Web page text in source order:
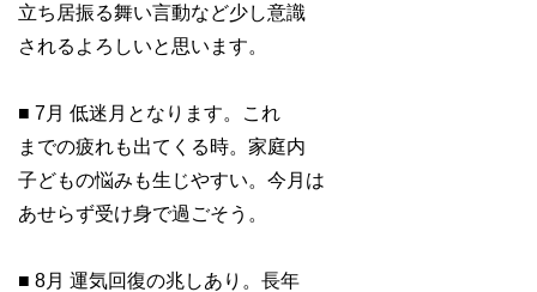
立ち居振る舞い言動など少し意識
されるよろしいと思います。
■ 7月 低迷月となります。これ
までの疲れも出てくる時。家庭内
子どもの悩みも生じやすい。今月は
あせらず受け身で過ごそう。
■ 8月 運気回復の兆しあり。長年